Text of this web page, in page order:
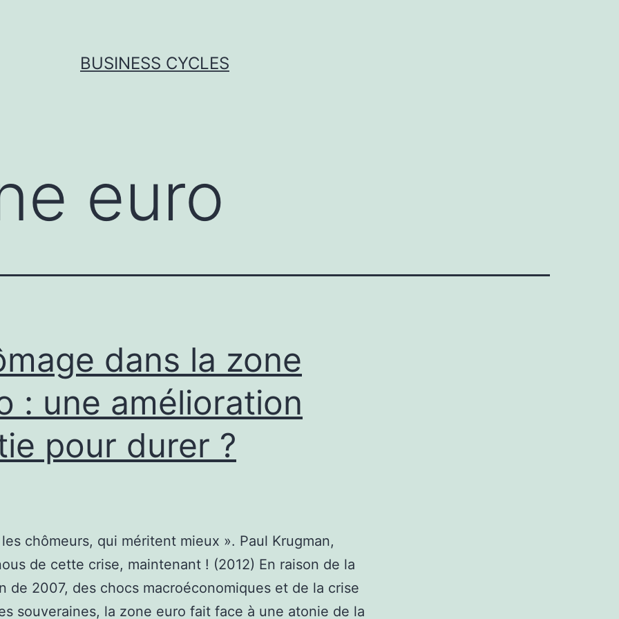
BUSINESS CYCLES
euro
dans la zone
: une amélioration
pour durer ?
chômeurs, qui méritent mieux ». Paul Krugman,
de cette crise, maintenant ! (2012) En raison de la
de 2007, des chocs macroéconomiques et de la crise
souveraines, la zone euro fait face à une atonie de la